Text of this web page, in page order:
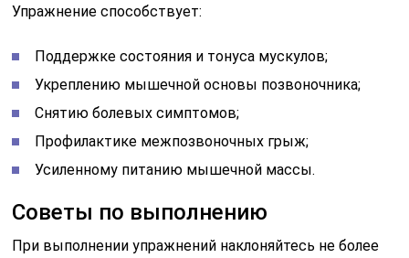
Упражнение способствует:
Поддержке состояния и тонуса мускулов;
Укреплению мышечной основы позвоночника;
Снятию болевых симптомов;
Профилактике межпозвоночных грыж;
Усиленному питанию мышечной массы.
Советы по выполнению
При выполнении упражнений наклоняйтесь не более